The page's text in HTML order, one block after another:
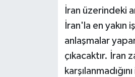
İran üzerindeki
İran'la en
anlaşmalar
çıkacaktır. İran